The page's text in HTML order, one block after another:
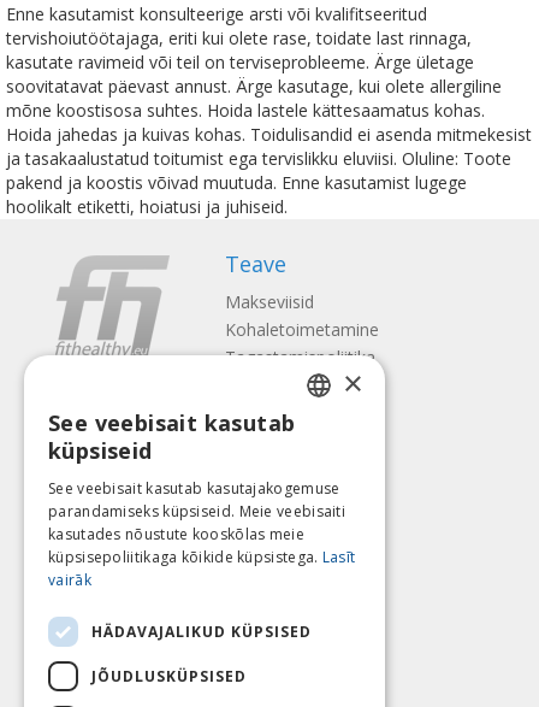
Enne kasutamist konsulteerige arsti või kvalifitseeritud
tervishoiutöötajaga, eriti kui olete rase, toidate last rinnaga,
kasutate ravimeid või teil on terviseprobleeme. Ärge ületage
soovitatavat päevast annust. Ärge kasutage, kui olete allergiline
mõne koostisosa suhtes. Hoida lastele kättesaamatus kohas.
Hoida jahedas ja kuivas kohas. Toidulisandid ei asenda mitmekesist
ja tasakaalustatud toitumist ega tervislikku eluviisi. Oluline: Toote
pakend ja koostis võivad muutuda. Enne kasutamist lugege
hoolikalt etiketti, hoiatusi ja juhiseid.
Teave
Makseviisid
Kohaletoimetamine
Tagastamispoliitika
Kontaktid
Privaatsuspoliitika
Järgne meile Leia meid
Maksa
LATVIAN
LITHUANIAN
ESTONIAN
×
See veebisait kasutab
küpsiseid
See veebisait kasutab kasutajakogemuse
parandamiseks küpsiseid. Meie veebisaiti
kasutades nõustute kooskõlas meie
küpsisepoliitikaga kõikide küpsistega. Lasīt
vairāk
HÄDAVAJALIKUD KÜPSISED
JÕUDLUSKÜPSISED